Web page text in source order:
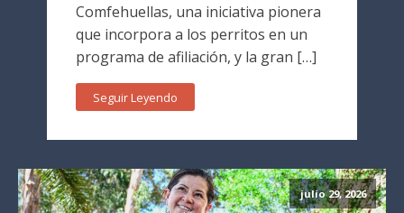
Comfehuellas, una iniciativa pionera
que incorpora a los perritos en un
programa de afiliación, y la gran […]
Seguir Leyendo
julio 29, 2026